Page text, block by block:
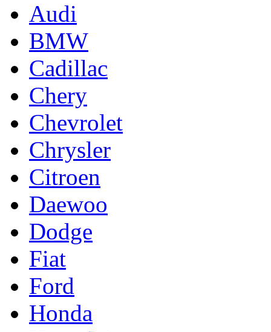
Audi
BMW
Cadillac
Chery
Chevrolet
Chrysler
Citroen
Daewoo
Dodge
Fiat
Ford
Honda